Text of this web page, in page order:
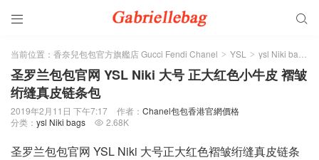
 
当前位置： 香奈兒包包官方旗艦店 Gucci Fendi Chanel > YSL > ysl Niki bags
圣罗兰包包官网 YSL Niki 大号 正大红色小牛皮 褶皱
绗缝真皮链条包
2019年2月11日 下午7:17 作者： Chanel包包香港官網價格
分类： ysl Niki bags  2.68K
圣罗兰包包官网 YSL Niki 大号正大红色褶皱绗缝真皮链条